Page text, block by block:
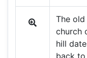
The old
church
hill